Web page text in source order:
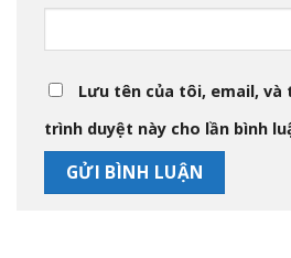
Lưu tên của tôi, email,
trình duyệt này cho lần bình